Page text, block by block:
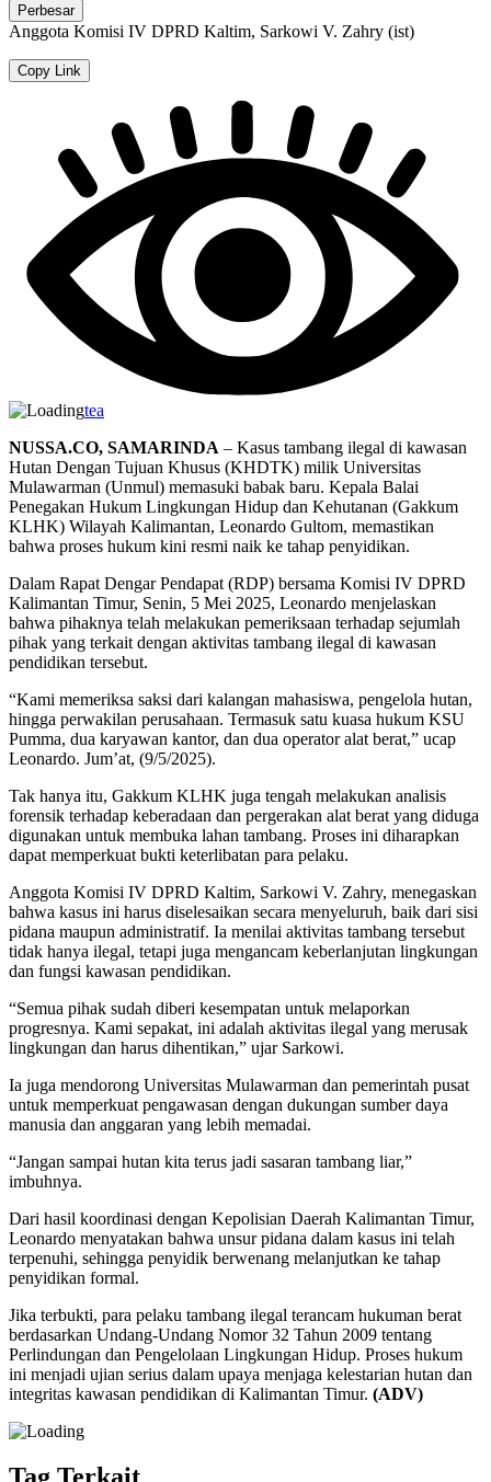
Perbesar
Anggota Komisi IV DPRD Kaltim, Sarkowi V. Zahry (ist)
Copy Link
tea
NUSSA.CO, SAMARINDA – Kasus tambang ilegal di kawasan
Hutan Dengan Tujuan Khusus (KHDTK) milik Universitas
Mulawarman (Unmul) memasuki babak baru. Kepala Balai
Penegakan Hukum Lingkungan Hidup dan Kehutanan (Gakkum
KLHK) Wilayah Kalimantan, Leonardo Gultom, memastikan
bahwa proses hukum kini resmi naik ke tahap penyidikan.
Dalam Rapat Dengar Pendapat (RDP) bersama Komisi IV DPRD
Kalimantan Timur, Senin, 5 Mei 2025, Leonardo menjelaskan
bahwa pihaknya telah melakukan pemeriksaan terhadap sejumlah
pihak yang terkait dengan aktivitas tambang ilegal di kawasan
pendidikan tersebut.
“Kami memeriksa saksi dari kalangan mahasiswa, pengelola hutan,
hingga perwakilan perusahaan. Termasuk satu kuasa hukum KSU
Pumma, dua karyawan kantor, dan dua operator alat berat,” ucap
Leonardo. Jum’at, (9/5/2025).
Tak hanya itu, Gakkum KLHK juga tengah melakukan analisis
forensik terhadap keberadaan dan pergerakan alat berat yang diduga
digunakan untuk membuka lahan tambang. Proses ini diharapkan
dapat memperkuat bukti keterlibatan para pelaku.
Anggota Komisi IV DPRD Kaltim, Sarkowi V. Zahry, menegaskan
bahwa kasus ini harus diselesaikan secara menyeluruh, baik dari sisi
pidana maupun administratif. Ia menilai aktivitas tambang tersebut
tidak hanya ilegal, tetapi juga mengancam keberlanjutan lingkungan
dan fungsi kawasan pendidikan.
“Semua pihak sudah diberi kesempatan untuk melaporkan
progresnya. Kami sepakat, ini adalah aktivitas ilegal yang merusak
lingkungan dan harus dihentikan,” ujar Sarkowi.
Ia juga mendorong Universitas Mulawarman dan pemerintah pusat
untuk memperkuat pengawasan dengan dukungan sumber daya
manusia dan anggaran yang lebih memadai.
“Jangan sampai hutan kita terus jadi sasaran tambang liar,”
imbuhnya.
Dari hasil koordinasi dengan Kepolisian Daerah Kalimantan Timur,
Leonardo menyatakan bahwa unsur pidana dalam kasus ini telah
terpenuhi, sehingga penyidik berwenang melanjutkan ke tahap
penyidikan formal.
Jika terbukti, para pelaku tambang ilegal terancam hukuman berat
berdasarkan Undang-Undang Nomor 32 Tahun 2009 tentang
Perlindungan dan Pengelolaan Lingkungan Hidup. Proses hukum
ini menjadi ujian serius dalam upaya menjaga kelestarian hutan dan
integritas kawasan pendidikan di Kalimantan Timur. (ADV)